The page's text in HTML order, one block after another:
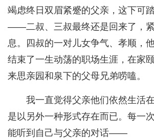
竭虑终日双眉紧蹙的父亲，这下可
——二叔、三叔最终还是回来了，
息。四叔的一对儿女争气、孝顺，
结束了一生动荡的职场生涯，在家
来思亲园和泉下的父母兄弟唠嗑。
我一直觉得父亲他们依然生活
是以另外一种形式存在而已。每一
能听到自己与父亲的对话——